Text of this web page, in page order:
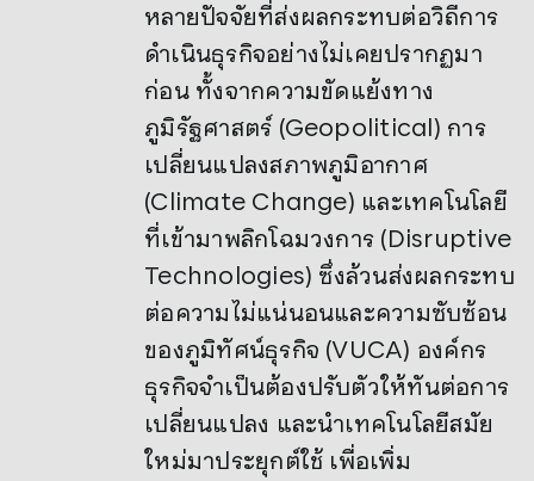
หลายปัจจัยที่ส่งผลกระทบต่อวิถีการ
ดำเนินธุรกิจอย่างไม่เคยปรากฏมา
ก่อน ทั้งจากความขัดแย้งทาง
ภูมิรัฐศาสตร์ (Geopolitical) การ
เปลี่ยนแปลงสภาพภูมิอากาศ
(Climate Change) และเทคโนโลยี
ที่เข้ามาพลิกโฉมวงการ (Disruptive
Technologies) ซึ่งล้วนส่งผลกระทบ
ต่อความไม่แน่นอนและความซับซ้อน
ของภูมิทัศน์ธุรกิจ (VUCA) องค์กร
ธุรกิจจำเป็นต้องปรับตัวให้ทันต่อการ
เปลี่ยนแปลง และนำเทคโนโลยีสมัย
ใหม่มาประยุกต์ใช้ เพื่อเพิ่ม